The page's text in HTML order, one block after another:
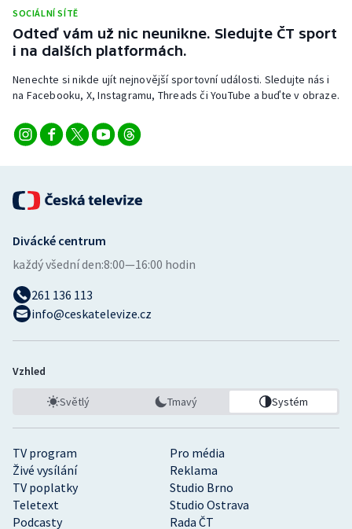
SOCIÁLNÍ SÍTĚ
Odteď vám už nic neunikne. Sledujte ČT sport
i na dalších platformách.
Nenechte si nikde ujít nejnovější sportovní události. Sledujte nás i
na Facebooku, X, Instagramu, Threads či YouTube a buďte v obraze.
TV program
Pro média
Živé vysílání
Reklama
TV poplatky
Studio Brno
Teletext
Studio Ostrava
Podcasty
Rada ČT
Divácké centrum
každý všední den:8:00—16:00 hodin
261 136 113
info@ceskatelevize.cz
Vzhled
Světlý Tmavý Systém